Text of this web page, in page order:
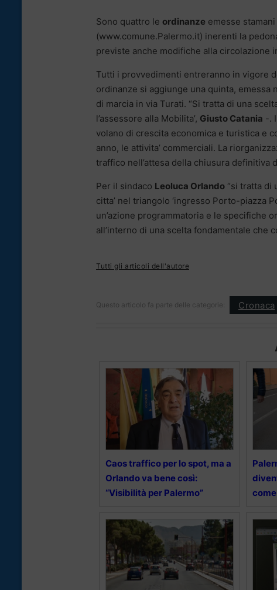
Sono quattro le ordinanze emesse
(www.comune.Palermo.it) inerenti la
previste anche modifiche alla circolazione
Tutti i provvedimenti entreranno in vigore
ordinanze si aggiunge una quinta,
di marcia in via Turati. “Si tratta di una
l’assessore alla Mobilita’, Giusto Catania -.
volano di crescita economica e turistica e
anno, le attivita’ commerciali. La
traffico nell’attesa della chiusura definitiva
Per il sindaco Leoluca Orlando “si tratta di
citta’ nel triangolo ‘ingresso Porto-piazza
un’azione programmatoria e le specifiche
all’interno di una scelta fondamentale che
Tutti gli articoli dell'autore
Questo articolo fa parte delle categorie: Cronaca
Caos traffico per lo spot, ma a
Orlando va bene così:
“Visibilità per Palermo”